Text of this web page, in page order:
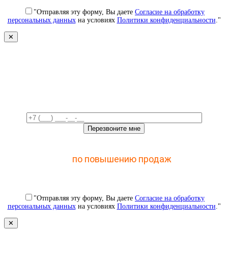
"Отправляя эту форму, Вы даете Согласие на обработку
персональных данныхна условиях Политики конфиденциальности ."
✕
по повышению продаж
"Отправляя эту форму, Вы даете Согласие на обработку
персональных данныхна условиях Политики конфиденциальности ."
✕